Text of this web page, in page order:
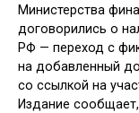
Министерства
договорились о
РФ — переход с
на добавленный
со ссылкой на
Издание